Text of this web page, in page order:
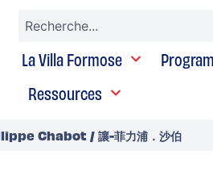
La Villa Formose
Ressources
Chabot / 讓-菲力浦．沙伯